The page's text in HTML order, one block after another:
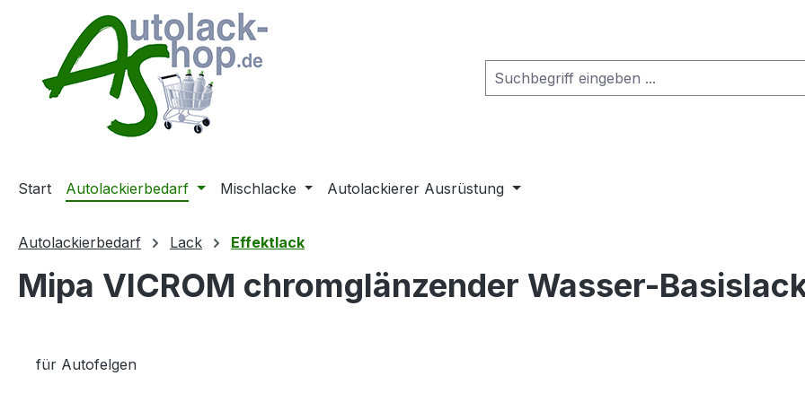
Hauptinhalt springen
Zur Suche springen
Zur Hauptnavigation springen
Start Autolackierbedarf Mischlacke Autolackierer Ausrüstung
Autolackierbedarf Lack Effektlack
Mipa VICROM chromglänzender Wasser-
für Autofelgen